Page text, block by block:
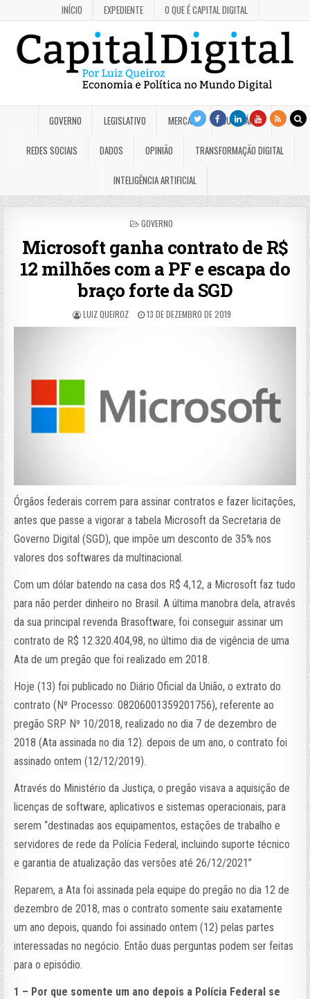
INÍCIO EXPEDIENTE O QUE É CAPITAL DIGITAL
GOVERNO LEGISLATIVO MERCADO JUDICIÁRIO
REDES SOCIAIS DADOS OPINIÃO TRANSFORMAÇÃO DIGITAL
INTELIGÊNCIA ARTIFICIAL
POSTED
GOVERNO
Microsoft ganha contrato de R$
12 milhões com a PF e escapa do
braço forte da SGD
LUIZ QUEIROZ 13 DE DEZEMBRO DE 2019
Órgãos federais correm para assinar contratos e fazer licitações,
antes que passe a vigorar a tabela Microsoft da Secretaria de
Governo Digital (SGD), que impõe um desconto de 35% nos
valores dos softwares da multinacional.
Com um dólar batendo na casa dos R$ 4,12, a Microsoft faz tudo
para não perder dinheiro no Brasil. A última manobra dela, através
da sua principal revenda Brasoftware, foi conseguir assinar um
contrato de R$ 12.320.404,98, no último dia de vigência de uma
Ata de um pregão que foi realizado em 2018.
Hoje (13) foi publicado no Diário Oficial da União, o extrato do
contrato (Nº Processo: 08206001359201756), referente ao
pregão SRP Nº 10/2018, realizado no dia 7 de dezembro de
2018 (Ata assinada no dia 12). depois de um ano, o contrato foi
assinado ontem (12/12/2019).
Através do Ministério da Justiça, o pregão visava a aquisição de
licenças de software, aplicativos e sistemas operacionais, para
serem “destinadas aos equipamentos, estações de trabalho e
servidores de rede da Polícia Federal, incluindo suporte técnico
e garantia de atualização das versões até 26/12/2021”
Reparem, a Ata foi assinada pela equipe do pregão no dia 12 de
dezembro de 2018, mas o contrato somente saiu exatamente
um ano depois, quando foi assinado ontem (12) pelas partes
interessadas no negócio. Então duas perguntas podem ser feitas
para o episódio.
1 – Por que somente um ano depois a Polícia Federal se